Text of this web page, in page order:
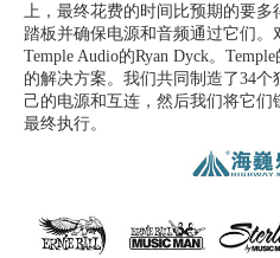
上，最终花费的时间比预期的要多
踏板并确保电源和音频通过它们。
Temple Audio的Ryan Dyck。
的解决方案。 我们共同制造了34个
己的电源和互连，然后我们将它
最终执行。